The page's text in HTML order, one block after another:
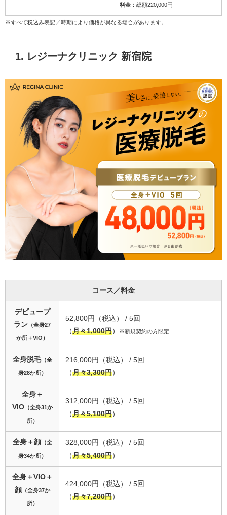
料金： 総額220,000円
※すべて税込み表記／時期により価格が異なる場合があります。
1. レジーナクリニック 新宿院
コース／料金
デビュープ
ラン （全身27
か所＋VIO）
52,800円（税込） / 5回
（月々1,000円） ※新規契約の方限定
全身脱毛（全
身28か所）
216,000円（税込） / 5回
（月々3,300円）
全身＋
VIO（全身31か
所）
312,000円（税込） / 5回
（月々5,100円）
全身＋顔 （全
身34か所）
328,000円（税込） / 5回
（月々5,400円）
全身＋VIO＋
顔 （全身37か
所）
424,000円（税込） / 5回
（月々7,200円）